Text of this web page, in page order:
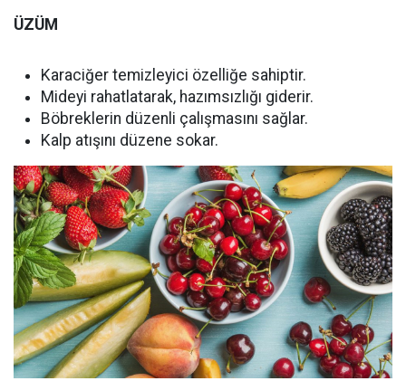
ÜZÜM
Karaciğer temizleyici özelliğe sahiptir.
Mideyi rahatlatarak, hazımsızlığı giderir.
Böbreklerin düzenli çalışmasını sağlar.
Kalp atışını düzene sokar.